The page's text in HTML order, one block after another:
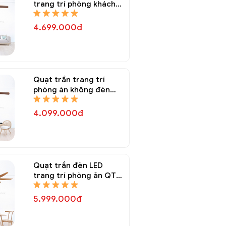
trang trí phòng khách
QTT 8146A
4.699.000đ
Quạt trần trang trí
phòng ăn không đèn
QTT 8145A
4.099.000đ
Quạt trần đèn LED
trang trí phòng ăn QTT
8144A
5.999.000đ